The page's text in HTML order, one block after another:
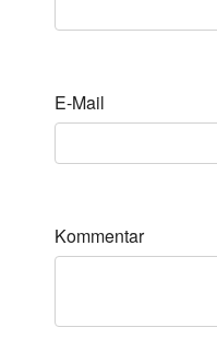
E-Mail
Kommentar